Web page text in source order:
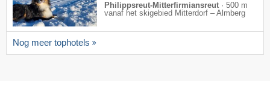
Philippsreut-Mitterfirmiansreut · 500 m
vanaf het skigebied Mitterdorf – Almberg
Nog meer tophotels